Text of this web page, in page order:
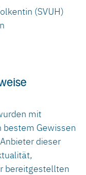
(SVUH)
mit
Gewissen
dieser
bereitgestellten